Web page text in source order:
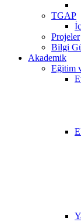
TGAP
Projeler
Bilgi
Akademik
Eğitim